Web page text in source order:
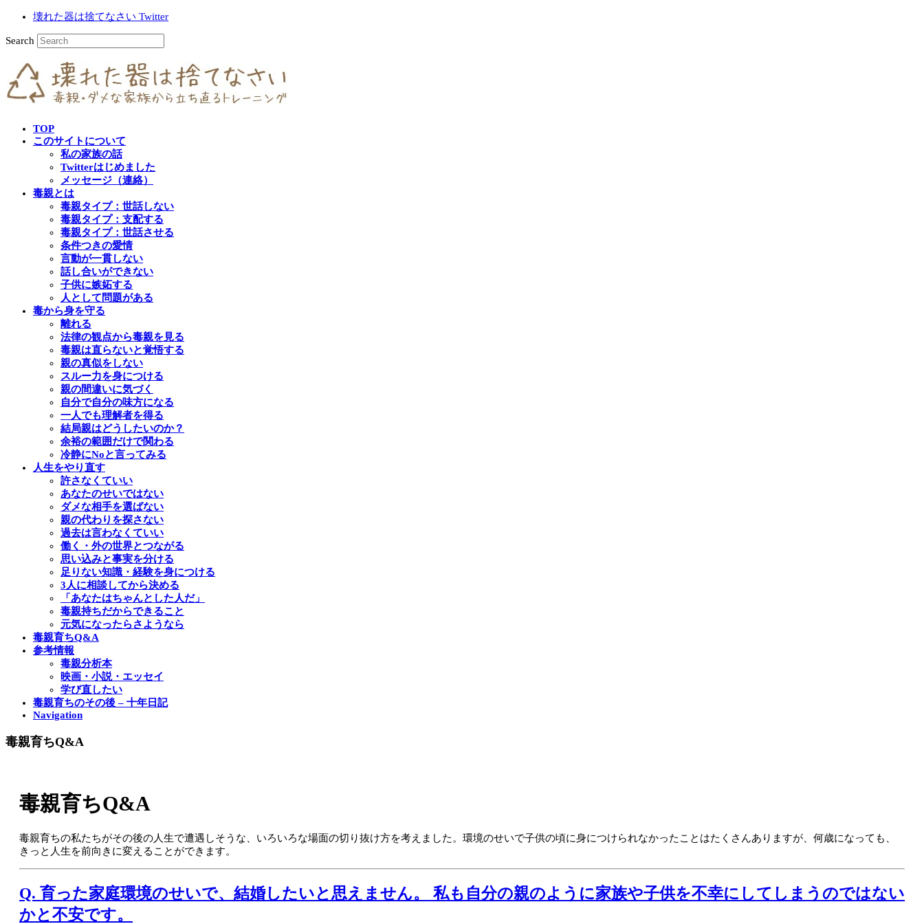
壊れた器は捨てなさい Twitter
Search
TOP
このサイトについて
私の家族の話
Twitterはじめました
メッセージ（連絡）
毒親とは
毒親タイプ：世話しない
毒親タイプ：支配する
毒親タイプ：世話させる
条件つきの愛情
言動が一貫しない
話し合いができない
子供に嫉妬する
人として問題がある
毒から身を守る
離れる
法律の観点から毒親を見る
毒親は直らないと覚悟する
親の真似をしない
スルー力を身につける
親の間違いに気づく
自分で自分の味方になる
一人でも理解者を得る
結局親はどうしたいのか？
余裕の範囲だけで関わる
冷静にNoと言ってみる
人生をやり直す
許さなくていい
あなたのせいではない
ダメな相手を選ばない
親の代わりを探さない
過去は言わなくていい
働く・外の世界とつながる
思い込みと事実を分ける
足りない知識・経験を身につける
3人に相談してから決める
「あなたはちゃんとした人だ」
毒親持ちだからできること
元気になったらさようなら
毒親育ちQ&A
参考情報
毒親分析本
映画・小説・エッセイ
学び直したい
毒親育ちのその後 – 十年日記
Navigation
毒親育ちQ&A
毒親育ちQ&A
毒親育ちの私たちがその後の人生で遭遇しそうな、いろいろな場面の切り抜け方を考えました。環境のせいで子供の頃に身につけられなかったことはたくさんありますが、何歳になっても、
きっと人生を前向きに変えることができます。
Q. 育った家庭環境のせいで、結婚したいと思えません。 私も自分の親のように家族や子供を不幸にしてしまうのではない
かと不安です。